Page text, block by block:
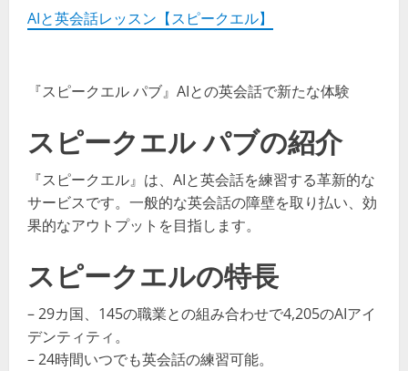
AIと英会話レッスン【スピークエル】
『スピークエル パブ』AIとの英会話で新たな体験
スピークエル パブの紹介
『スピークエル』は、AIと英会話を練習する革新的な
サービスです。一般的な英会話の障壁を取り払い、効
果的なアウトプットを目指します。
スピークエルの特長
– 29カ国、145の職業との組み合わせで4,205のAIアイ
デンティティ。
– 24時間いつでも英会話の練習可能。